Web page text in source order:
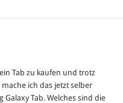
Tab zu kaufen und trotz
ich das jetzt selber
Galaxy Tab. Welches sind die